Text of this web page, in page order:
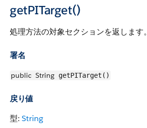
getPITarget()
処理方法の対象セクションを返します。
署名
public String getPITarget()
戻り値
型: String